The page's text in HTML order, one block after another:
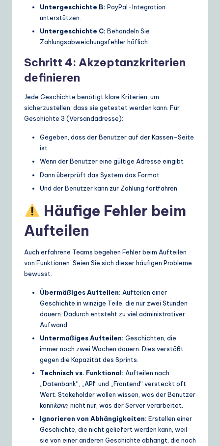
Untergeschichte B: PayPal-Integration
unterstützen.
Untergeschichte C: Behandeln Sie
Zahlungsabweichungsfehler höflich.
Schritt 4: Akzeptanzkriterien
definieren
Jede Geschichte benötigt klare Kriterien, um
sicherzustellen, dass sie getestet werden kann. Für
Geschichte 3 (Versandadresse):
Gegeben, dass der Benutzer auf der Kassen-Seite
ist
Wenn der Benutzer eine gültige Adresse eingibt
Dann überprüft das System das Format
Und der Benutzer kann zur Zahlung fortfahren
Häufige Fehler beim
Aufteilen
Auch erfahrene Teams begehen Fehler beim Aufteilen
von Funktionen. Seien Sie sich dieser häufigen Probleme
bewusst.
Übermäßiges Aufteilen: Aufteilen einer
Geschichte in winzige Teile, die nur zwei Stunden
dauern. Dadurch entsteht zu viel administrativer
Aufwand.
Untermaßiges Aufteilen: Geschichten, die
immer noch zwei Wochen dauern. Dies verstößt
gegen die Kapazität des Sprints.
Technisch vs. Funktional: Aufteilen nach
„Datenbank“, „API“ und „Frontend“ versteckt oft
Wert. Stakeholder wollen wissen, was der Benutzer
kannkann, nicht nur, was der Server verarbeitet.
Ignorieren von Abhängigkeiten: Erstellen einer
Geschichte, die nicht geliefert werden kann, weil
sie von einer anderen Geschichte abhängt, die noch